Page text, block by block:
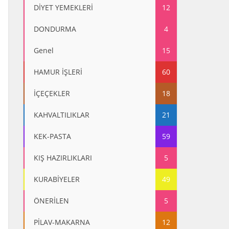
DİYET YEMEKLERİ 12
DONDURMA 4
Genel 15
HAMUR İŞLERİ 60
İÇEÇEKLER 18
KAHVALTILIKLAR 21
KEK-PASTA 59
KIŞ HAZIRLIKLARI 5
KURABİYELER 49
ÖNERİLEN 5
PİLAV-MAKARNA 12